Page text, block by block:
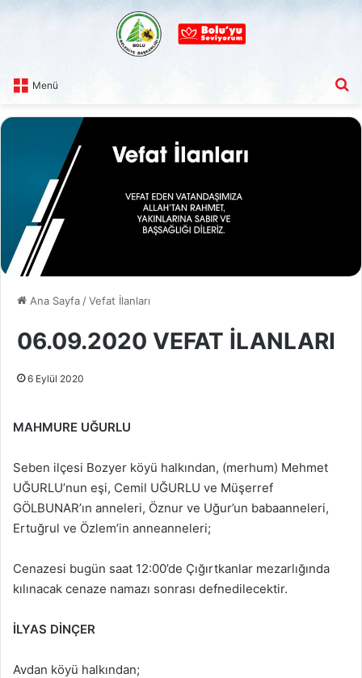
Menü
Ana Sayfa /Vefat İlanları
06.09.2020 VEFAT İLANLARI
6 Eylül 2020
MAHMURE UĞURLU
Seben ilçesi Bozyer köyü halkından, (merhum) Mehmet
UĞURLU’nun eşi, Cemil UĞURLU ve Müşerref
GÖLBUNAR’ın anneleri, Öznur ve Uğur’un babaanneleri,
Ertuğrul ve Özlem’in anneanneleri;
Cenazesi bugün saat 12:00’de Çığırtkanlar mezarlığında
kılınacak cenaze namazı sonrası defnedilecektir.
İLYAS DİNÇER
Avdan köyü halkından;